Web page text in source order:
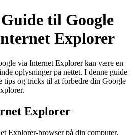
til Google
Explorer
via Internet Explorer kan være en
oplysninger på nettet. I denne guide
tips og tricks til at forbedre din Google
Explorer
Explorer-browser på din computer.